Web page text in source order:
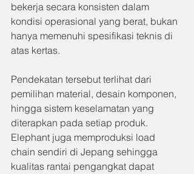
bekerja secara konsisten dalam
kondisi operasional yang berat, bukan
hanya memenuhi spesifikasi teknis di
atas kertas.
Pendekatan tersebut terlihat dari
pemilihan material, desain komponen,
hingga sistem keselamatan yang
diterapkan pada setiap produk.
Elephant juga memproduksi load
chain sendiri di Jepang sehingga
kualitas rantai pengangkat dapat